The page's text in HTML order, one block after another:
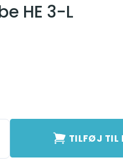
HE 3-L
TILFØJ TIL